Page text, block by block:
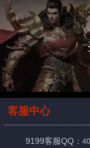
客服中心
9199客服QQ：